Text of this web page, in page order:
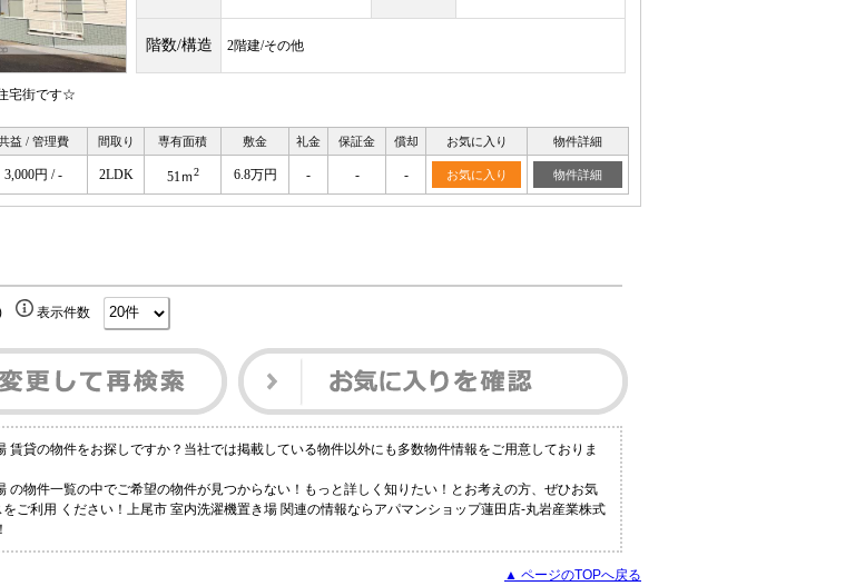
階数/構造 2階建/その他
宅街です☆
益 / 管理費 間取り 専有面積 敷金 礼金 保証金 償却 お気に入り 物件詳細
3,000円 / - 2LDK 51ｍ2 6.8万円 - - - お気に入り 物件詳細
表示件数
賃貸の物件をお探しですか？当社では掲載している物件以外にも多数物件情報をご用意しておりま
の物件一覧の中でご希望の物件が見つからない！もっと詳しく知りたい！とお考えの方、ぜひお気
ご利用 ください！上尾市 室内洗濯機置き場 関連の情報ならアパマンショップ蓮田店-丸岩産業株式
▲ ページのTOPへ戻る